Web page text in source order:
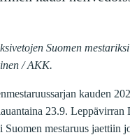
Suomen
/ AKK.
kauden
23.9. Leppävirran
mestaruus jaettiin